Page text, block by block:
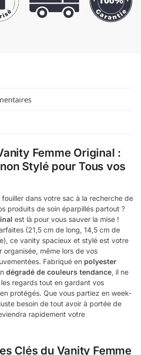
Femme Original :
Stylé pour Tous vos
dans votre sac à la recherche de
produits de soin éparpillés partout ?
est là pour vous sauver la mise !
(21,5 cm de long, 14,5 cm de
ce vanity spacieux et stylé est votre
organisée, même lors de vos
Fabriqué en polyester
dégradé de couleurs tendance, il ne
regards tout en gardant vos
protégés. Que vous partiez en week-
besoin de tout avoir à portée de
rapidement votre
Clés du Vanity Femme